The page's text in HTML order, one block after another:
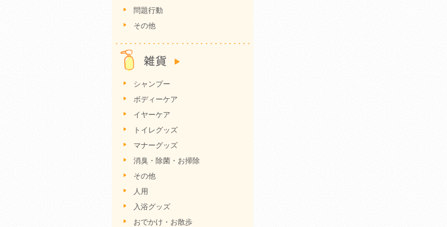
問題行動
その他
シャンプー
ボディーケア
イヤーケア
トイレグッズ
マナーグッズ
消臭・除菌・お掃除
その他
人用
入浴グッズ
おでかけ・お散歩